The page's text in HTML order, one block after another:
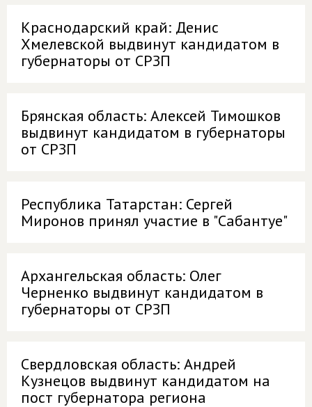
Краснодарский край: Денис
Хмелевской выдвинут кандидатом в
губернаторы от СРЗП
Брянская область: Алексей Тимошков
выдвинут кандидатом в губернаторы
от СРЗП
Республика Татарстан: Сергей
Миронов принял участие в "Сабантуе"
Архангельская область: Олег
Черненко выдвинут кандидатом в
губернаторы от СРЗП
Свердловская область: Андрей
Кузнецов выдвинут кандидатом на
пост губернатора региона